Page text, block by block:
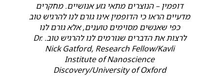
דופמין – הנוצרים מתאי גזע אנושיים. מחקרים
מדעיים הראו כי הדופמין אינו גורם לנו להרגיש טוב
כפי שאנשים מסוימים טוענים, אלא גורם לנו
לרצות את הדברים שגורמים לנו להרגיש טוב. Dr.
Nick Gatford, Research Fellow/Kavli
Institute of Nanoscience
Discovery/University of Oxford